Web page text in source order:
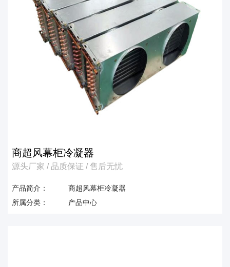
商超风幕柜冷凝器
源头厂家 / 品质保证 / 售后无忧
产品简介：
商超风幕柜冷凝器
所属分类：
产品中心